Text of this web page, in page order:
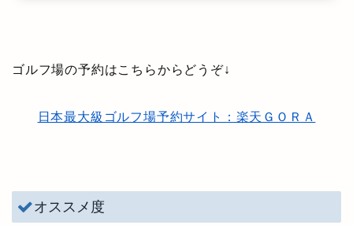
ゴルフ場の予約はこちらからどうぞ↓
日本最大級ゴルフ場予約サイト：楽天ＧＯＲＡ
オススメ度